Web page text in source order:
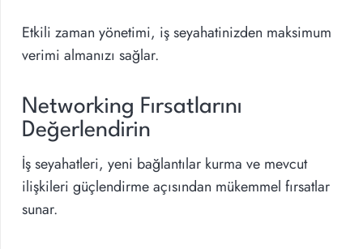
Etkili zaman yönetimi, iş seyahatinizden maksimum
verimi almanızı sağlar.
Networking Fırsatlarını
Değerlendirin
İş seyahatleri, yeni bağlantılar kurma ve mevcut
ilişkileri güçlendirme açısından mükemmel fırsatlar
sunar.